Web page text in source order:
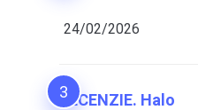
24/02/2026
RECENZIE. Halo